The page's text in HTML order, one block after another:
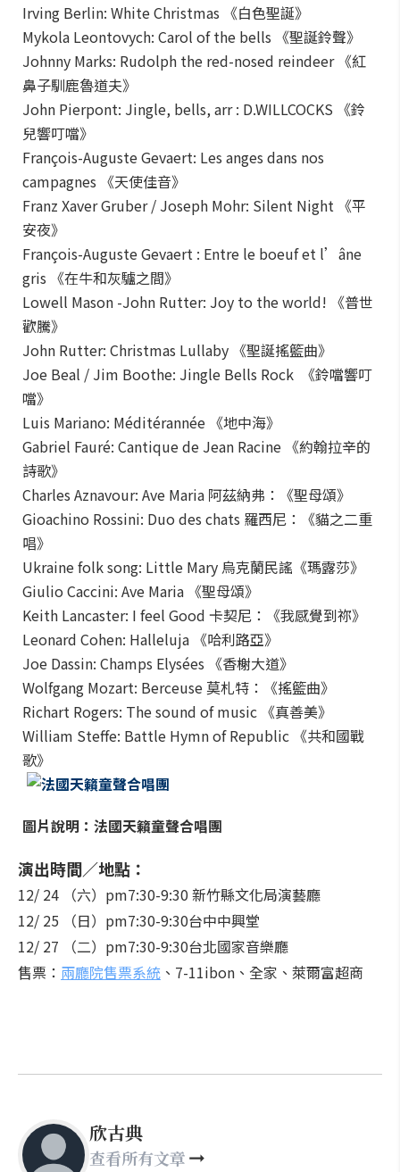
Irving Berlin: White Christmas 《白色聖誕》
Mykola Leontovych: Carol of the bells 《聖誕鈴聲》
Johnny Marks: Rudolph the red-nosed reindeer 《紅
鼻子馴鹿魯道夫》
John Pierpont: Jingle, bells, arr : D.WILLCOCKS 《鈴
兒響叮噹》
François-Auguste Gevaert: Les anges dans nos
campagnes 《天使佳音》
Franz Xaver Gruber / Joseph Mohr: Silent Night 《平
安夜》
François-Auguste Gevaert : Entre le boeuf et l’âne
gris 《在牛和灰驢之間》
Lowell Mason -John Rutter: Joy to the world! 《普世
歡騰》
John Rutter: Christmas Lullaby 《聖誕搖籃曲》
Joe Beal / Jim Boothe: Jingle Bells Rock 《鈴噹響叮
噹》
Luis Mariano: Méditérannée 《地中海》
Gabriel Fauré: Cantique de Jean Racine 《約翰拉辛的
詩歌》
Charles Aznavour: Ave Maria 阿茲納弗：《聖母頌》
Gioachino Rossini: Duo des chats 羅西尼：《貓之二重
唱》
Ukraine folk song: Little Mary 烏克蘭民謠《瑪露莎》
Giulio Caccini: Ave Maria 《聖母頌》
Keith Lancaster: I feel Good 卡契尼：《我感覺到祢》
Leonard Cohen: Halleluja 《哈利路亞》
Joe Dassin: Champs Elysées 《香榭大道》
Wolfgang Mozart: Berceuse 莫札特：《搖籃曲》
Richart Rogers: The sound of music 《真善美》
William Steffe: Battle Hymn of Republic 《共和國戰
歌》
圖片說明：法國天籟童聲合唱團
演出時間／地點：
12/ 24 （六）pm7:30-9:30 新竹縣文化局演藝廳
12/ 25 （日）pm7:30-9:30台中中興堂
12/ 27 （二）pm7:30-9:30台北國家音樂廳
售票： 兩廳院售票系統 、7-11ibon、全家、萊爾富超商
欣古典
查看所有文章